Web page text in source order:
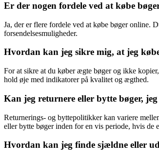
Er der nogen fordele ved at købe
Ja, der er flere fordele ved at købe bøger online.
forsendelsesmuligheder.
Hvordan kan jeg sikre mig, at jeg
For at sikre at du køber ægte bøger og ikke
hold øje med indikatorer på kvalitet og ægthed.
Kan jeg returnere eller bytte bøger,
Returnerings- og byttepolitikker kan variere
eller bytte bøger inden for en vis periode, hvis de
Hvordan kan jeg finde sjældne eller